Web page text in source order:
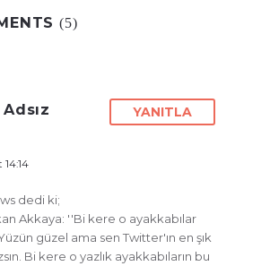
(5)
Adsız YANITLA
dedi ki;
Akkaya: ''Bi kere o ayakkabılar
güzel ama sen Twitter'ın en şık
Bi kere o yazlık ayakkabıların bu